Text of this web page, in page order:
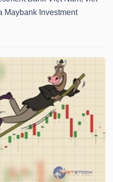
Maybank Investment